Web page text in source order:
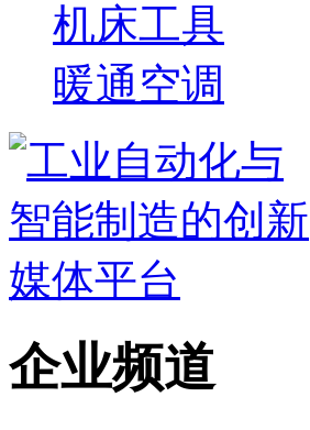
机床工具
暖通空调
企业频道